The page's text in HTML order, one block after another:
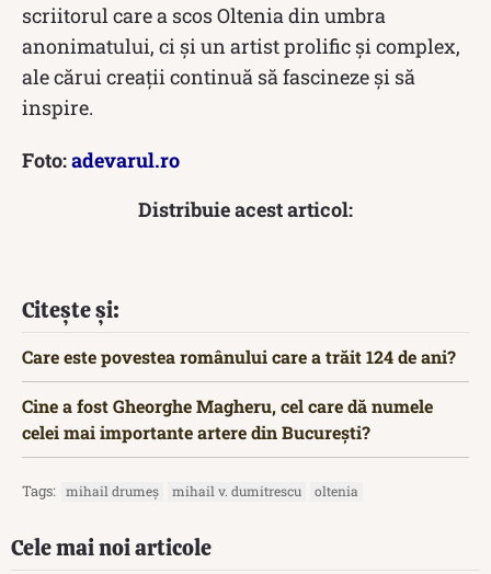
scriitorul care a scos Oltenia din umbra
anonimatului, ci și un artist prolific și complex,
ale cărui creații continuă să fascineze și să
inspire.
Foto:adevarul.ro
Distribuie acest articol:
Citește și:
Care este povestea românului care a trăit 124 de ani?
Cine a fost Gheorghe Magheru, cel care dă numele
celei mai importante artere din București?
Tags: mihail drumeș mihail v. dumitrescu oltenia
Cele mai noi articole